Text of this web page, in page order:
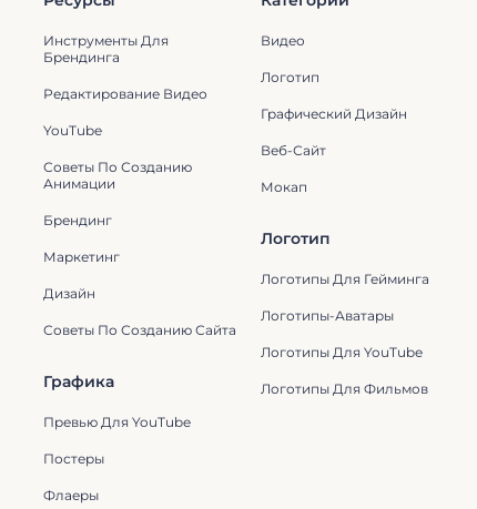
Инструменты Для
Брендинга
Редактирование Видео
YouTube
Советы По Созданию
Анимации
Брендинг
Маркетинг
Дизайн
Советы По Созданию Сайта
Графика
Превью Для YouTube
Постеры
Флаеры
Видео
Логотип
Графический Дизайн
Веб-Сайт
Мокап
Логотип
Логотипы Для Гейминга
Логотипы-Аватары
Логотипы Для YouTube
Логотипы Для Фильмов